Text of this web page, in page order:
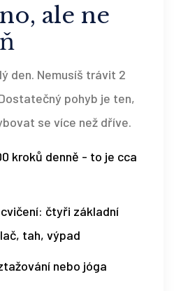
ale ne
den. Nemusíš trávit 2
pohyb je ten,
se více než dříve.
kroků denně - to je cca
čtyři základní
tah, výpad
nebo jóga